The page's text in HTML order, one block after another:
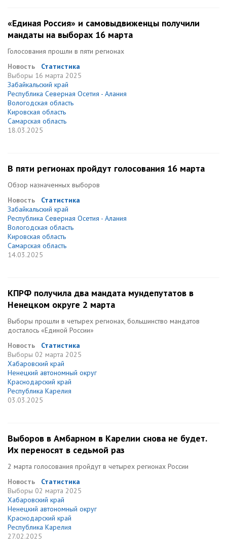
«Единая Россия» и самовыдвиженцы получили
мандаты на выборах 16 марта
Голосования прошли в пяти регионах
Новость
Статистика
Выборы 16 марта 2025
Забайкальский край
Республика Северная Осетия - Алания
Вологодская область
Кировская область
Самарская область
18.03.2025
В пяти регионах пройдут голосования 16 марта
Обзор назначенных выборов
Новость
Статистика
Забайкальский край
Республика Северная Осетия - Алания
Вологодская область
Кировская область
Самарская область
14.03.2025
КПРФ получила два мандата мундепутатов в
Ненецком округе 2 марта
Выборы прошли в четырех регионах, большинство мандатов
досталось «Единой России»
Новость
Статистика
Выборы 02 марта 2025
Хабаровский край
Ненецкий автономный округ
Краснодарский край
Республика Карелия
03.03.2025
Выборов в Амбарном в Карелии снова не будет.
Их переносят в седьмой раз
2 марта голосования пройдут в четырех регионах России
Новость
Статистика
Выборы 02 марта 2025
Хабаровский край
Ненецкий автономный округ
Краснодарский край
Республика Карелия
27.02.2025